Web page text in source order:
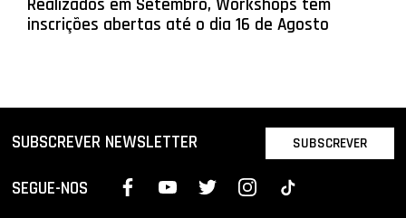
Realizados em Setembro, Workshops tem
inscrições abertas até o dia 16 de Agosto
SUBSCREVER NEWSLETTER SUBSCREVER
SEGUE-NOS